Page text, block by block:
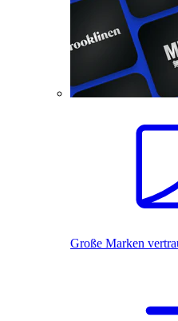
Große Marken